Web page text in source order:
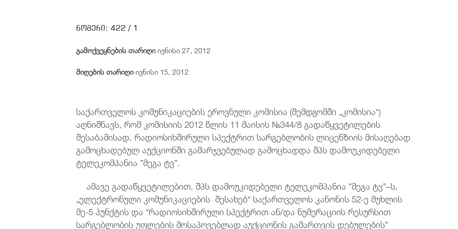
ნომერი: 422 / 1
გამოქვეყნების თარიღიივნისი 27, 2012
მიღების თარიღიივნისი 15, 2012
საქართველოს კომუნიკაციების ეროვნული კომისია (შემდგომში „კომისია“)
აღნიშნავს, რომ კომისიის 2012 წლის 11 მაისის №344/8 გადაწყვეტილების
შესაბამისად, რადიოსიხშირული სპექტრით სარგებლობის ლიცენზიის მისაღებად
გამოცხადებულ აუქციონში გამარჯვებულად გამოცხადდა შპს დამოუკიდებელი
ტელეკომპანია ”მეგა ტვ”.
ამავე გადაწყვეტილებით, შპს დამოუკიდებელი ტელეკომპანია ”მეგა ტვ”–ს,
„ელექტრონული კომუნიკაციების შესახებ“ საქართველოს კანონის 52-ე მუხლის
მე-5 პუნქტის და “რადიოსიხშირული სპექტრით ან/და ნუმერაციის რესურსით
სარგებლობის უფლების მოსაპოვებლად აუქციონის გამართვის დებულების”